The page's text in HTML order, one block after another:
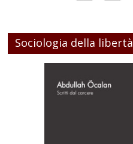
Sociologia della libertà